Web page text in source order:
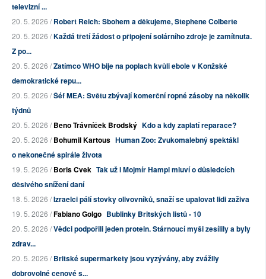
televizní ...
20. 5. 2026 /Robert Reich: Sbohem a děkujeme, Stephene Colberte
20. 5. 2026 /Každá třetí žádost o připojení solárního zdroje je zamítnuta.
Z po...
20. 5. 2026 /Zatímco WHO bije na poplach kvůli ebole v Konžské
demokratické repu...
20. 5. 2026 /Šéf MEA: Světu zbývají komerční ropné zásoby na několik
týdnů
20. 5. 2026 /Beno Trávníček Brodský Kdo a kdy zaplatí reparace?
20. 5. 2026 /Bohumil Kartous Human Zoo: Zvukomalebný spektákl
o nekonečné spirále života
19. 5. 2026 /Boris Cvek Tak už i Mojmír Hampl mluví o důsledcích
děsivého snížení daní
18. 5. 2026 /Izraelci pálí stovky olivovníků, snaží se upalovat lidi zaživa
19. 5. 2026 /Fabiano Golgo Bublinky Britských listů - 10
20. 5. 2026 /Vědci podpořili jeden protein. Stárnoucí myši zesílily a byly
zdrav...
20. 5. 2026 /Britské supermarkety jsou vyzývány, aby zvážily
dobrovolné cenové s...